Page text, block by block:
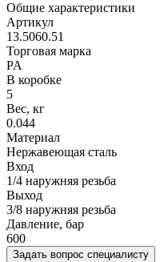
Общие характеристики
Артикул
13.5060.51
Торговая марка
PA
В коробке
5
Вес, кг
0.044
Материал
Нержавеющая сталь
Вход
1/4 наружняя резьба
Выход
3/8 наружняя резьба
Давление, бар
600
Задать вопрос специалисту